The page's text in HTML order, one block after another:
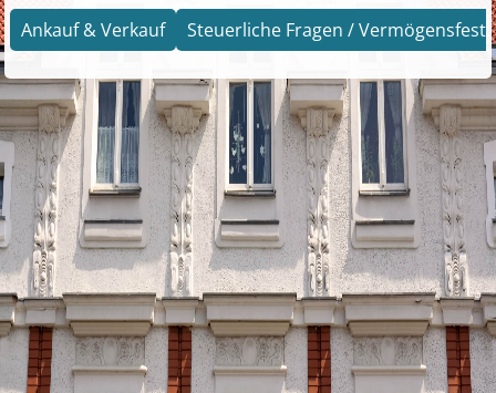
Ankauf & Verkauf Steuerliche Fragen /